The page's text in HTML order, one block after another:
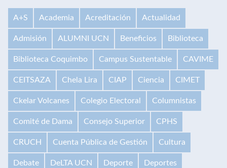
A+S Academia Acreditación Actualidad
Admisión ALUMNI UCN Beneficios Biblioteca
Biblioteca Coquimbo Campus Sustentable CAVIME
CEITSAZA Chela Lira CIAP Ciencia CIMET
Ckelar Volcanes Colegio Electoral Columnistas
Comité de Dama Consejo Superior CPHS
CRUCH Cuenta Pública de Gestión Cultura
Debate DeLTA UCN Deporte Deportes